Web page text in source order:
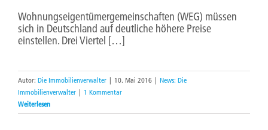
Wohnungseigentümergemeinschaften (WEG) müssen
sich in Deutschland auf deutliche höhere Preise
einstellen. Drei Viertel […]
Autor: Die Immobilienverwalter | 10. Mai 2016 | News: Die
Immobilienverwalter | 1 Kommentar
Weiterlesen